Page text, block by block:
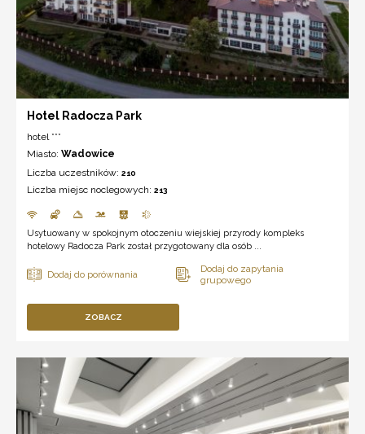
Hotel Radocza Park
hotel ***
Miasto: Wadowice
Liczba uczestników: 210
Liczba miejsc noclegowych: 213
Usytuowany w spokojnym otoczeniu wiejskiej przyrody kompleks
hotelowy Radocza Park został przygotowany dla osób ...
ZOBACZ